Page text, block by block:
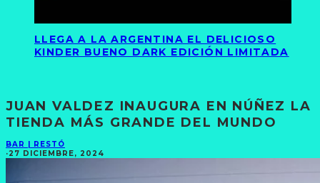
LLEGA A LA ARGENTINA EL DELICIOSO
KINDER BUENO DARK EDICIÓN LIMITADA
JUAN VALDEZ INAUGURA EN NÚÑEZ LA
TIENDA MÁS GRANDE DEL MUNDO
BAR | RESTÓ
·27 DICIEMBRE, 2024